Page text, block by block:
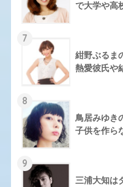
で大学や高
7
紺野ぶるま
熱愛彼氏や
8
鳥居みゆき
子供を作ら
9
三浦大知は